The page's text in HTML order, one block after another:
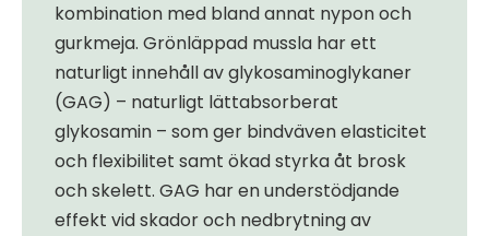
kombination med bland annat nypon och
gurkmeja. Grönläppad mussla har ett
naturligt innehåll av glykosaminoglykaner
(GAG) – naturligt lättabsorberat
glykosamin – som ger bindväven elasticitet
och flexibilitet samt ökad styrka åt brosk
och skelett. GAG har en understödjande
effekt vid skador och nedbrytning av